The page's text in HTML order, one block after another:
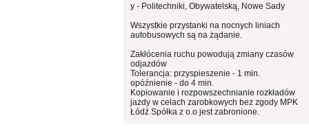
y - Politechniki, Obywatelską, Nowe Sady
Wszystkie przystanki na nocnych liniach
autobusowych są na żądanie.
Zakłócenia ruchu powodują zmiany czasów
odjazdów
Tolerancja: przyspieszenie - 1 min.
opóźnienie - do 4 min.
Kopiowanie i rozpowszechnianie rozkładów
jazdy w celach zarobkowych bez zgody MPK
Łódź Spółka z o.o jest zabronione.